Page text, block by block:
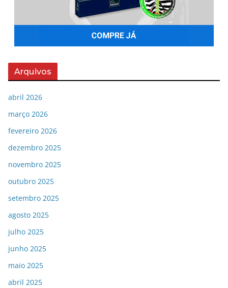
Arquivos
abril 2026
março 2026
fevereiro 2026
dezembro 2025
novembro 2025
outubro 2025
setembro 2025
agosto 2025
julho 2025
junho 2025
maio 2025
abril 2025